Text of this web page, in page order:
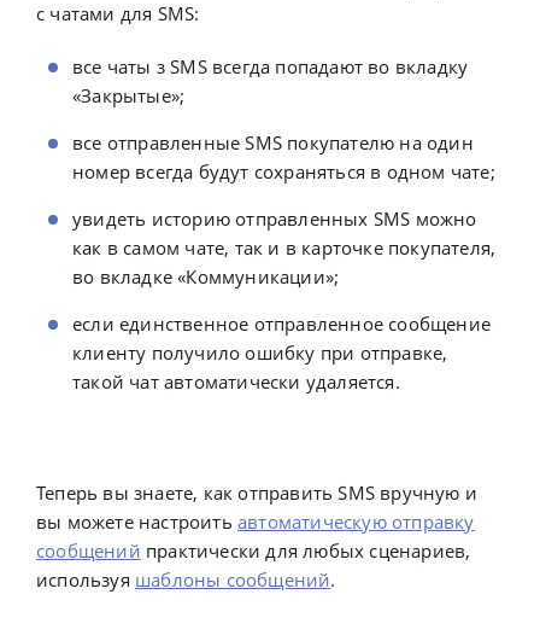
с чатами для SMS:
все чаты з SMS всегда попадают во вкладку
«Закрытые»;
все отправленные SMS покупателю на один
номер всегда будут сохраняться в одном чате;
увидеть историю отправленных SMS можно
как в самом чате, так и в карточке покупателя,
во вкладке «Коммуникации»;
если единственное отправленное сообщение
клиенту получило ошибку при отправке,
такой чат автоматически удаляется.
Теперь вы знаете, как отправить SMS вручную и
вы можете настроить автоматическую отправку
сообщений практически для любых сценариев,
используя шаблоны сообщений.